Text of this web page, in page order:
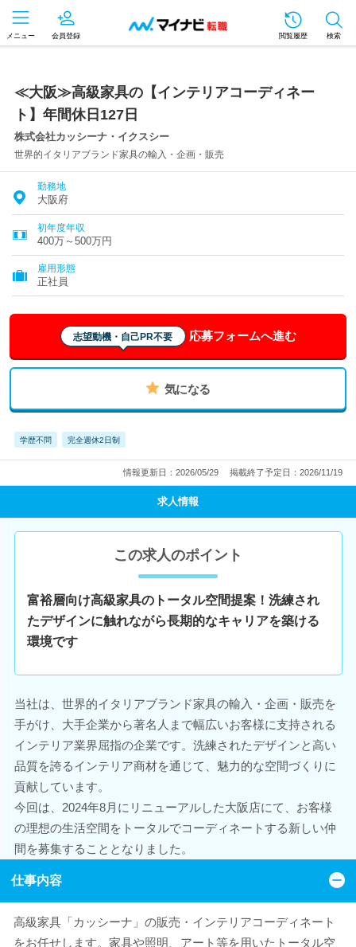
メニュー 会員登録 閲覧履歴 検索
≪大阪≫高級家具の【インテリアコーディネー
ト】年間休日127日
株式会社カッシーナ・イクスシー
世界的イタリアブランド家具の輸入・企画・販売
勤務地
大阪府
初年度年収
400万～500万円
雇用形態
正社員
志望動機・自己PR不要 応募フォームへ進む
気になる
学歴不問 完全週休2日制
情報更新日：2026/05/29 掲載終了予定日：2026/11/19
求人情報
この求人のポイント
富裕層向け高級家具のトータル空間提案！洗練され
たデザインに触れながら長期的なキャリアを築ける
環境です
当社は、世界的イタリアブランド家具の輸入・企画・販売を
手がけ、大手企業から著名人まで幅広いお客様に支持される
インテリア業界屈指の企業です。洗練されたデザインと高い
品質を誇るインテリア商材を通じて、魅力的な空間づくりに
貢献しています。
今回は、2024年8月にリニューアルした大阪店にて、お客様
の理想の生活空間をトータルでコーディネートする新しい仲
間を募集することとなりました。
仕事内容
高級家具「カッシーナ」の販売・インテリアコーディネート
をお任せします。家具や照明、アート等を用いたトータル空